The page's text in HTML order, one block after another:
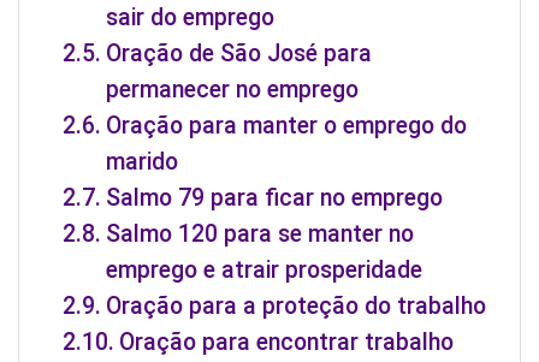
sair do emprego
Oração de São José para
permanecer no emprego
Oração para manter o emprego do
marido
Salmo 79 para ficar no emprego
Salmo 120 para se manter no
emprego e atrair prosperidade
Oração para a proteção do trabalho
Oração para encontrar trabalho